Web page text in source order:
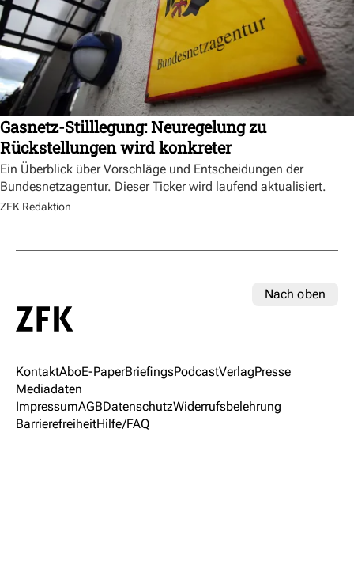
Gasnetz-Stilllegung: Neuregelung zu
Rückstellungen wird konkreter
Ein Überblick über Vorschläge und Entscheidungen der
Bundesnetzagentur. Dieser Ticker wird laufend aktualisiert.
ZFK Redaktion
Nach oben
KontaktAboE-PaperBriefingsPodcastVerlagPresse
Mediadaten
ImpressumAGBDatenschutzWiderrufsbelehrung
BarrierefreiheitHilfe/FAQ